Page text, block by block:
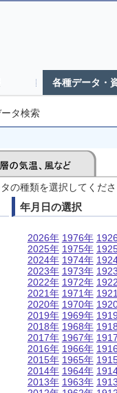
各種データ・
タ検索
の種類を選択してくだ
年月日の選択
2026年
2025年
2024年
2023年
2022年
2021年
2020年
2019年
2018年
2017年
2016年
2015年
2014年
2013年
1976年
1975年
1974年
1973年
1972年
1971年
1970年
1969年
1968年
1967年
1966年
1965年
1964年
1963年